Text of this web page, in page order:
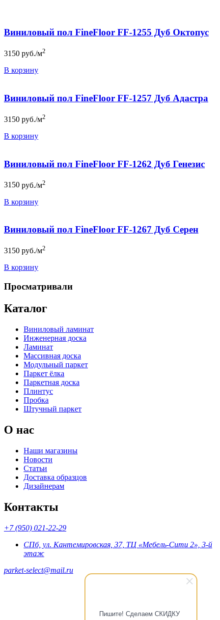
Пишите! Сделаем СКИДКУ
Виниловый пол FineFloor FF-1255 Дуб Октопус
3150 руб./м2
В корзину
Виниловый пол FineFloor FF-1257 Дуб Адастра
3150 руб./м2
В корзину
Виниловый пол FineFloor FF-1262 Дуб Генезис
3150 руб./м2
В корзину
Виниловый пол FineFloor FF-1267 Дуб Серен
3150 руб./м2
В корзину
Просматривали
Каталог
Виниловый ламинат
Инженерная доска
Ламинат
Массивная доска
Модульный паркет
Паркет ёлка
Паркетная доска
Плинтус
Пробка
Штучный паркет
О нас
Наши магазины
Новости
Статьи
Доставка образцов
Дизайнерам
Контакты
+7 (950) 021-22-29
СПб, ул. Кантемировская, 37, ТЦ «Мебель-Сити 2», 3-й
этаж
parket-select@mail.ru